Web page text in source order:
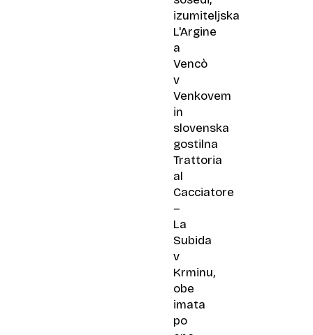
izumiteljska
L'Argine
a
Vencò
v
Venkovem
in
slovenska
gostilna
Trattoria
al
Cacciatore
–
La
Subida
v
Krminu,
obe
imata
po